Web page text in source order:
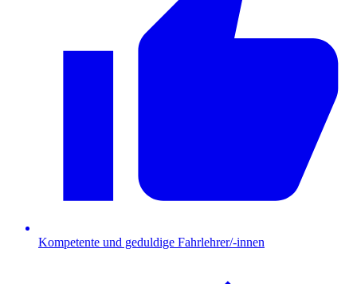
Kompetente und geduldige Fahrlehrer/-innen